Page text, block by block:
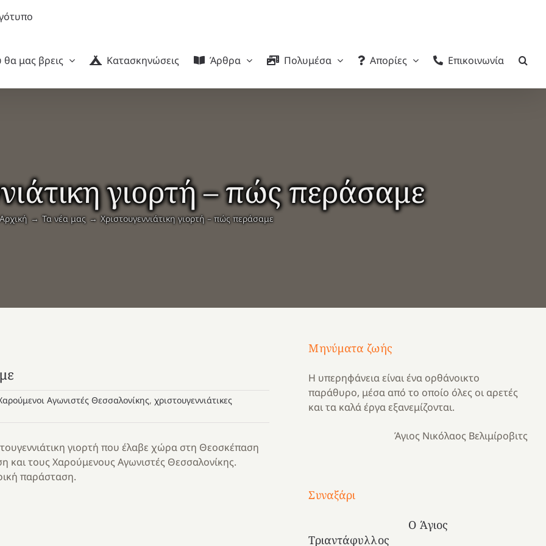
μας βρεις
Κατασκηνώσεις Άρθρα Πολυμέσα Απορίες Επικοινωνία
γιορτή – πώς περάσαμε
Αρχική Τα νέα μας Χριστουγεννιάτικη γιορτή – πώς περάσαμε
Αγωνιστές Θεσσαλονίκης, χριστουγεννιάτικες
γιορτή που έλαβε χώρα στη Θεοσκέπαση
και τους Χαρούμενους Αγωνιστές Θεσσαλονίκης.
παράσταση.
Μηνύματα ζωής
Η υπερηφάνεια είναι ένα ορθάνοικτο
παράθυρο, μέσα από το οποίο όλες οι αρετές
και τα καλά έργα εξανεμίζονται.
Άγιος Νικόλαος Βελιμίροβιτς
Συναξάρι
Ο Άγιος
Τριαντάφυλλος
Μια
και
Κατασκηνωτικές